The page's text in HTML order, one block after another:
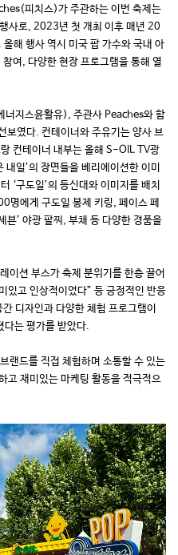
피치스)가 주관하는 이번 축제는
사로, 2023년 첫 개최 이후 매년 20
해 행사 역시 미국 팝 가수와 국내 아
여, 다양한 현장 프로그램을 통해 열
지스윤활유), 주관사 Peaches와 함
보였다. 컨테이너와 주유기는 양사 브
컨테이너 내부는 올해 S-OIL TV광
일’의 장면들을 베리에이션한 이미
‘구도일’의 등신대와 이미지를 배치
명에게 구도일 봉제 키링, 페이스 페
븐’ 야광 팔찌, 부채 등 다양한 경품을
이션 부스가 축제 분위기를 한층 끌어
있고 인상적이었다” 등 긍정적인 반응
디자인과 다양한 체험 프로그램이
다는 평가를 받았다.
랜드를 직접 체험하며 소통할 수 있는
고 재미있는 마케팅 활동을 적극적으